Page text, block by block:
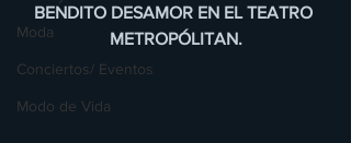
Moda
Conciertos/ Eventos
Modo de Vida
BENDITO DESAMOR EN EL TEATRO
METROPÓLITAN.